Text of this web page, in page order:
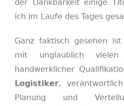
der Dankbarkeit einige
ich im Laufe des Tages
Ganz faktisch gesehen
mit unglaublich vielen
handwerklicher
Logistiker,
Planung und